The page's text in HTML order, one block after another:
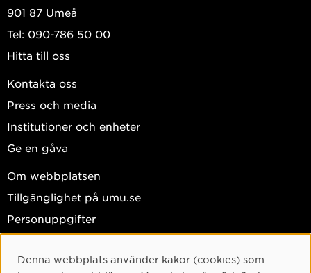
901 87 Umeå
Tel: 090-786 50 00
Hitta till oss
Kontakta oss
Press och media
Institutioner och enheter
Ge en gåva
Om webbplatsen
Tillgänglighet på umu.se
Personuppgifter
Facebook
Cookie-samtycke
Denna webbplats använder kakor (cookies) som